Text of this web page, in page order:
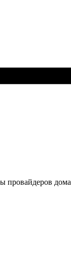
провайдеров дома